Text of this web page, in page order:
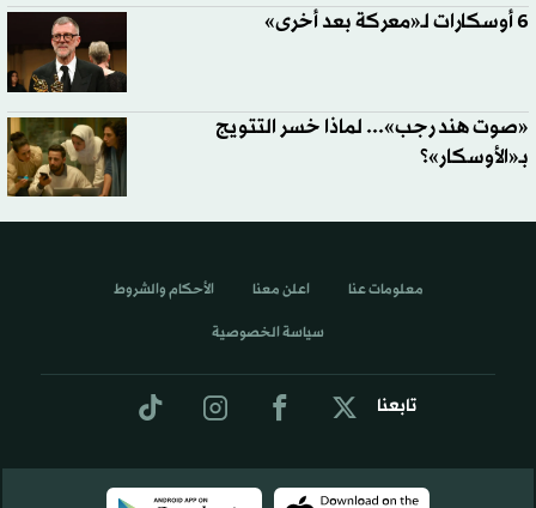
6 أوسكارات لـ«معركة بعد أخرى»
«صوت هند رجب»... لماذا خسر التتويج
بـ«الأوسكار»؟
تابعنا
معلومات عنا اعلن معنا الأحكام والشروط
سياسة الخصوصية